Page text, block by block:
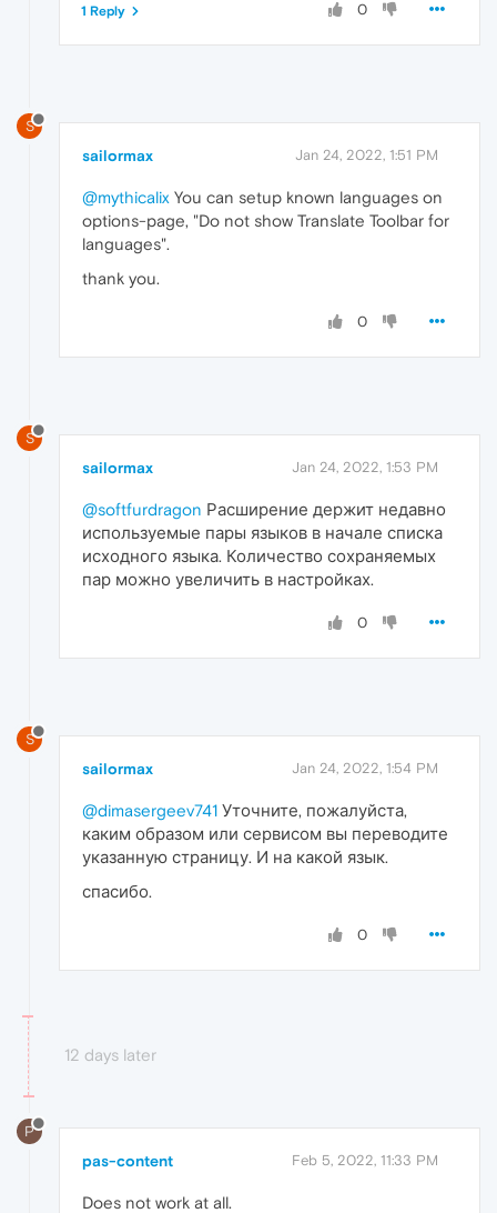
0
1 Reply
S
sailormax Jan 24, 2022, 1:51 PM
@mythicalix You can setup known languages on
options-page, "Do not show Translate Toolbar for
languages".
thank you.
0
S
sailormax Jan 24, 2022, 1:53 PM
@softfurdragon Расширение держит недавно
используемые пары языков в начале списка
исходного языка. Количество сохраняемых
пар можно увеличить в настройках.
0
S
sailormax Jan 24, 2022, 1:54 PM
@dimasergeev741 Уточните, пожалуйста,
каким образом или сервисом вы переводите
указанную страницу. И на какой язык.
спасибо.
0
12 days later
P
pas-content Feb 5, 2022, 11:33 PM
Does not work at all.